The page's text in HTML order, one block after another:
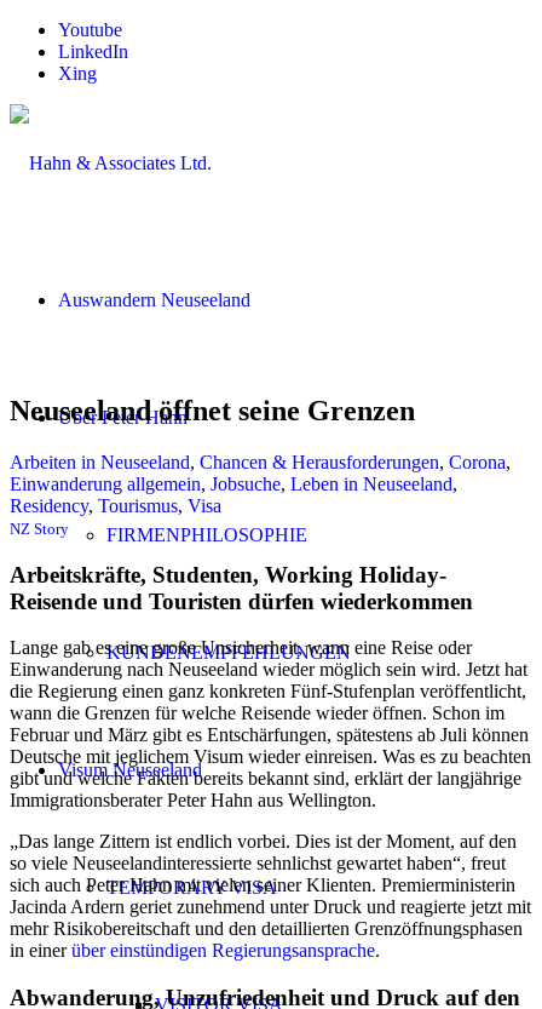
Youtube
LinkedIn
Xing
Auswandern Neuseeland
Über Peter Hahn
FIRMENPHILOSOPHIE
KUNDENEMPFEHLUNGEN
Visum Neuseeland
TEMPORARY VISA
VISITOR VISA
Neuseeland öffnet seine Grenzen
Arbeiten in Neuseeland, Chancen & Herausforderungen, Corona,
Einwanderung allgemein, Jobsuche, Leben in Neuseeland,
Residency, Tourismus, Visa
NZ Story
Arbeitskräfte, Studenten, Working Holiday-
Reisende und Touristen dürfen wiederkommen
Lange gab es eine große Unsicherheit, wann eine Reise oder
Einwanderung nach Neuseeland wieder möglich sein wird. Jetzt hat
die Regierung einen ganz konkreten Fünf-Stufenplan veröffentlicht,
wann die Grenzen für welche Reisende wieder öffnen. Schon im
Februar und März gibt es Entschärfungen, spätestens ab Juli können
Deutsche mit jeglichem Visum wieder einreisen. Was es zu beachten
gibt und welche Fakten bereits bekannt sind, erklärt der langjährige
Immigrationsberater Peter Hahn aus Wellington.
„Das lange Zittern ist endlich vorbei. Dies ist der Moment, auf den
so viele Neuseelandinteressierte sehnlichst gewartet haben“, freut
sich auch Peter Hahn mit vielen seiner Klienten. Premierministerin
Jacinda Ardern geriet zunehmend unter Druck und reagierte jetzt mit
mehr Risikobereitschaft und den detaillierten Grenzöffnungsphasen
in einerüber einstündigen Regierungsansprache.
Abwanderung, Unzufriedenheit und Druck auf den